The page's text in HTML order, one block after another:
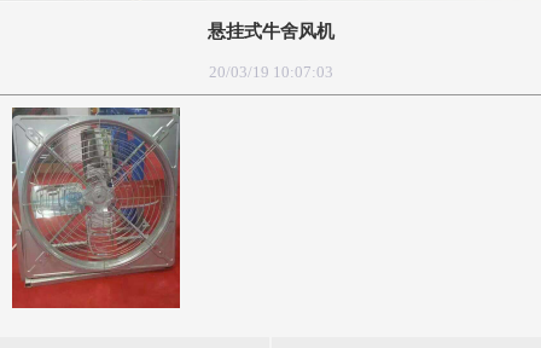
悬挂式牛舍风机
20/03/19 10:07:03